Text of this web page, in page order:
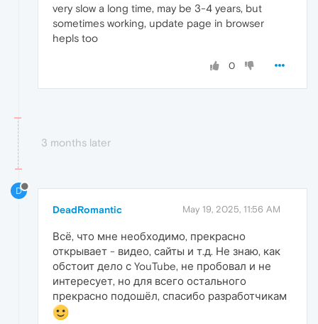
very slow a long time, may be 3-4 years, but
sometimes working, update page in browser
hepls too
0
3 months later
D
DeadRomantic May 19, 2025, 11:56 AM
Всё, что мне необходимо, прекрасно
открывает - видео, сайты и т.д. Не знаю, как
обстоит дело с YouTube, не пробовал и не
интересует, но для всего остального
прекрасно подошёл, спасибо разработчикам